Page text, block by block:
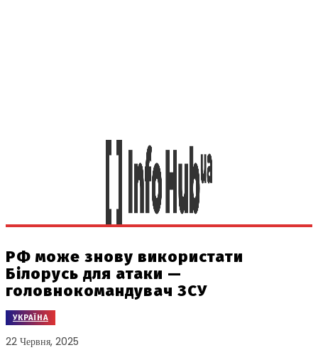
РФ може знову використати
Білорусь для атаки —
головнокомандувач ЗСУ
УКРАЇНА
22 Червня, 2025